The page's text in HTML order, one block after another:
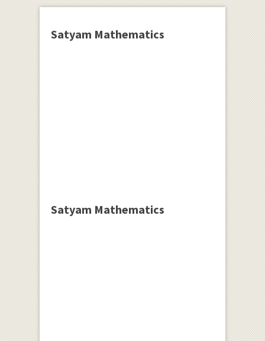
Satyam Mathematics
Satyam Mathematics